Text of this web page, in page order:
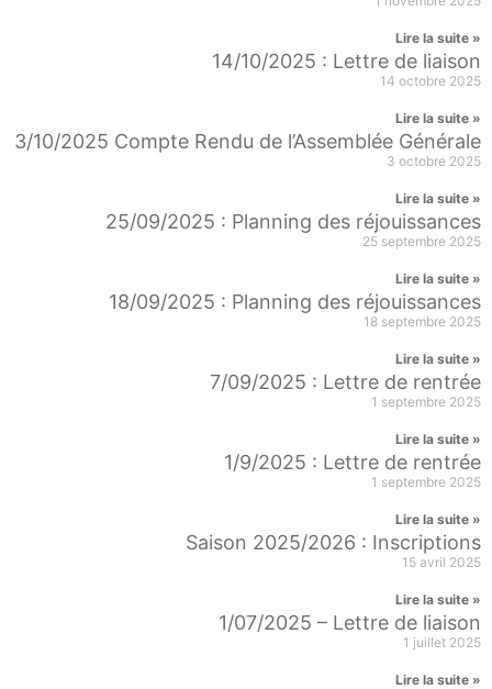
Lire la suite »
14/10/2025 : Lettre de liaison
14 octobre 2025
Lire la suite »
3/10/2025 Compte Rendu de l’Assemblée Générale
3 octobre 2025
Lire la suite »
25/09/2025 : Planning des réjouissances
25 septembre 2025
Lire la suite »
18/09/2025 : Planning des réjouissances
18 septembre 2025
Lire la suite »
7/09/2025 : Lettre de rentrée
1 septembre 2025
Lire la suite »
1/9/2025 : Lettre de rentrée
1 septembre 2025
Lire la suite »
Saison 2025/2026 : Inscriptions
15 avril 2025
Lire la suite »
1/07/2025 – Lettre de liaison
1 juillet 2025
Lire la suite »